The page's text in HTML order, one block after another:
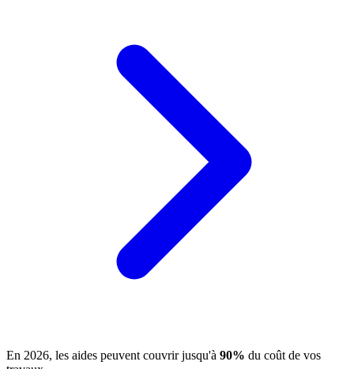
En 2026, les aides peuvent couvrir jusqu'à 90% du coût de vos